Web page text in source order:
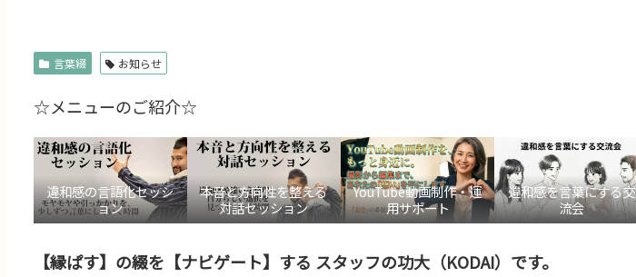
言葉綴 お知らせ
☆メニューのご紹介☆
違和感の言語化セッシ
ョン
本音と方向性を整える
対話セッション
YouTube動画制作・運
用サポート
違和感を言葉にする交
流会
【縁ぱす】の綴を【ナビゲート】する スタッフの功大（KODAI）です。